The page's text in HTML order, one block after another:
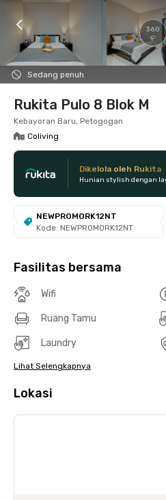
360
Sedang penuh
8 Agt 26 - Belum tahu
Foto Fasilitas bersama
Rukita Pulo 8 Blok M
Kebayoran Baru, Petogogan
Coliving
Dikelola oleh Rukita
Hunian stylish dengan
NEWPROMORK12NT
Kode: NEWPROMORK12NT
Fasilitas bersama
Wifi
Ruang Tamu
Laundry
Lihat Selengkapnya
Lokasi